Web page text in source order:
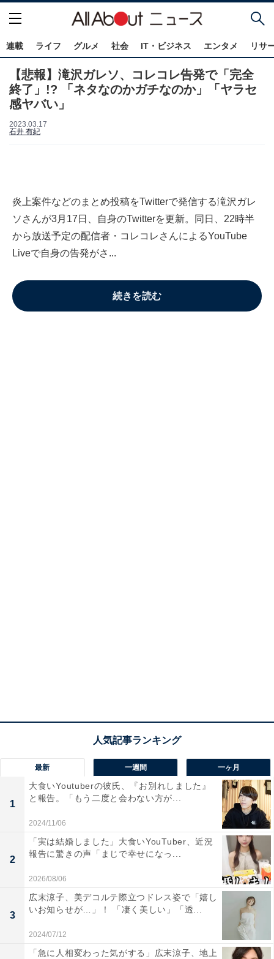
連載 ライフ グルメ 社会 IT・ビジネス エンタメ リサ
【悲報】滝沢ガレソ、コレコレ告発で「完全
終了」!? 「ネタなのかガチなのか」「ヤラセ
感ヤバい」
2023.03.17
石井 有紀
炎上案件などのまとめ投稿をTwitterで発信する滝沢ガレ
ソさんが3月17日、自身のTwitterを更新。同日、22時半
から放送予定の配信者・コレコレさんによるYouTube
Liveで自身の告発がさ...
続きを読む
最新 一週間 一ヶ月
1
大食いYoutuberの彼氏、『お別れしました』
と報告。「もう二度と会わない方が...
2024/11/06
2
「実は結婚しました」大食いYouTuber、近況
報告に驚きの声「まじで幸せになっ...
2026/08/06
3
広末涼子、美デコルテ際立つドレス姿で「嬉し
いお知らせが…」！ 「凄く美しい」「透...
2024/07/12
「急に人相変わった気がする」広末涼子、地上